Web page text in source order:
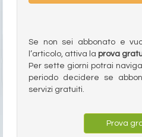
Se non sei abbonato e
l’articolo, attiva la prova
Per sette giorni potrai
periodo decidere se
servizi gratuiti.
Prova